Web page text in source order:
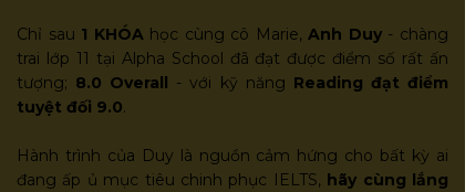
Chỉ sau 1 KHÓAhọc cùng cô Marie,Anh Duy- chàng
trai lớp 11 tại Alpha School đã đạt được điểm số rất ấn
tượng; 8.0 Overall - với kỹ năng Reading đạt điểm
tuyệt đối 9.0.
Hành trình của Duy là nguồn cảm hứng cho bất kỳ ai
đang ấp ủ mục tiêu chinh phục IELTS, hãy cùng lắng